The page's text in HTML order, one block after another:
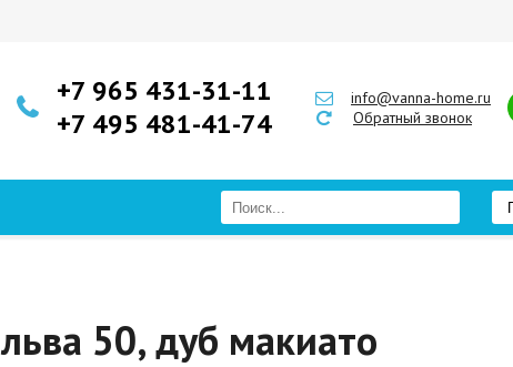
+7 965 431-31-11
+7 495 481-41-74
info@vanna-home.ru
Обратный звонок
50, дуб макиато